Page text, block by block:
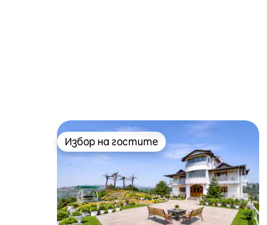
Избор на гостите
Избор на гостите